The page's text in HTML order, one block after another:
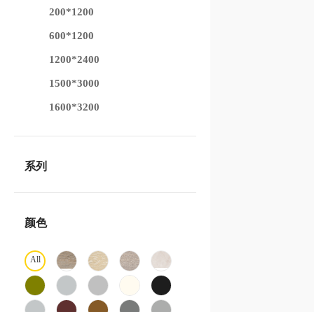
200*1200
600*1200
1200*2400
1500*3000
1600*3200
系列
颜色
All